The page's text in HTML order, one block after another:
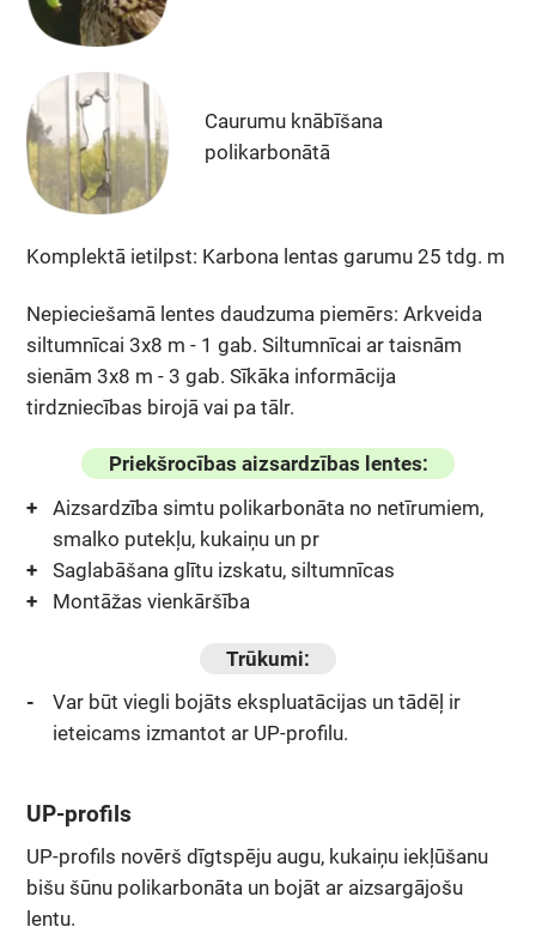
Caurumu knābīšana
polikarbonātā
Komplektā ietilpst: Karbona lentas garumu 25 tdg. m
Nepieciešamā lentes daudzuma piemērs: Arkveida
siltumnīcai 3x8 m - 1 gab. Siltumnīcai ar taisnām
sienām 3x8 m - 3 gab. Sīkāka informācija
tirdzniecības birojā vai pa tālr.
Priekšrocības aizsardzības lentes:
Aizsardzība simtu polikarbonāta no netīrumiem,
smalko putekļu, kukaiņu un pr
Saglabāšana glītu izskatu, siltumnīcas
Montāžas vienkāršība
Trūkumi:
Var būt viegli bojāts ekspluatācijas un tādēļ ir
ieteicams izmantot ar UP-profilu.
UP-profils
UP-profils novērš dīgtspēju augu, kukaiņu iekļūšanu
bišu šūnu polikarbonāta un bojāt ar aizsargājošu
lentu.